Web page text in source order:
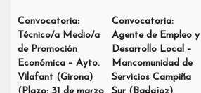
Convocatoria:
Técnico/a Medio/a
de Promoción
Económica – Ayto.
Vilafant (Girona)
Convocatoria:
Agente de Empleo y
Desarrollo Local –
Mancomunidad de
Servicios Campiña